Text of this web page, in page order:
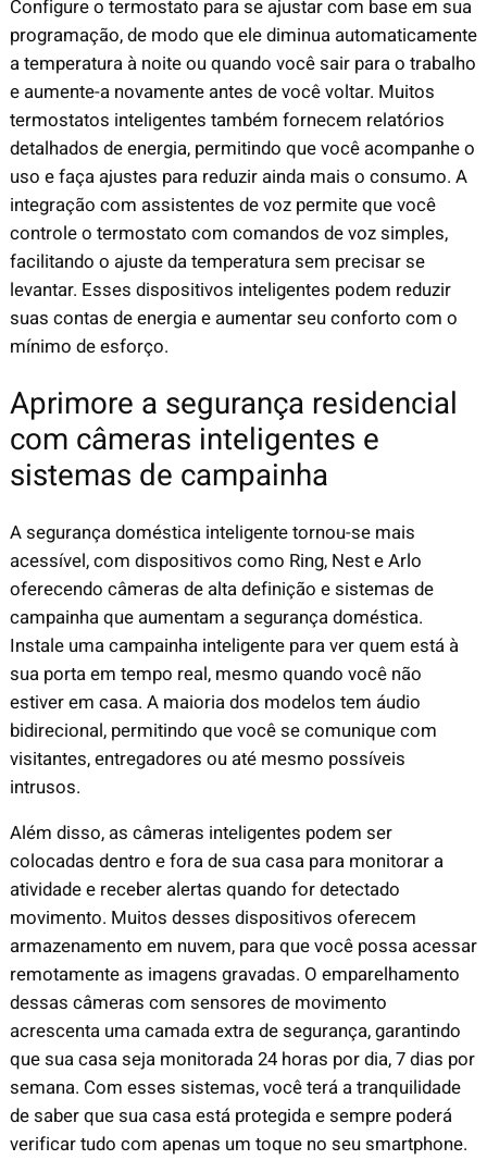
Configure o termostato para se ajustar com base em sua
programação, de modo que ele diminua automaticamente
a temperatura à noite ou quando você sair para o trabalho
e aumente-a novamente antes de você voltar. Muitos
termostatos inteligentes também fornecem relatórios
detalhados de energia, permitindo que você acompanhe o
uso e faça ajustes para reduzir ainda mais o consumo. A
integração com assistentes de voz permite que você
controle o termostato com comandos de voz simples,
facilitando o ajuste da temperatura sem precisar se
levantar. Esses dispositivos inteligentes podem reduzir
suas contas de energia e aumentar seu conforto com o
mínimo de esforço.
Aprimore a segurança residencial
com câmeras inteligentes e
sistemas de campainha
A segurança doméstica inteligente tornou-se mais
acessível, com dispositivos como Ring, Nest e Arlo
oferecendo câmeras de alta definição e sistemas de
campainha que aumentam a segurança doméstica.
Instale uma campainha inteligente para ver quem está à
sua porta em tempo real, mesmo quando você não
estiver em casa. A maioria dos modelos tem áudio
bidirecional, permitindo que você se comunique com
visitantes, entregadores ou até mesmo possíveis
intrusos.
Além disso, as câmeras inteligentes podem ser
colocadas dentro e fora de sua casa para monitorar a
atividade e receber alertas quando for detectado
movimento. Muitos desses dispositivos oferecem
armazenamento em nuvem, para que você possa acessar
remotamente as imagens gravadas. O emparelhamento
dessas câmeras com sensores de movimento
acrescenta uma camada extra de segurança, garantindo
que sua casa seja monitorada 24 horas por dia, 7 dias por
semana. Com esses sistemas, você terá a tranquilidade
de saber que sua casa está protegida e sempre poderá
verificar tudo com apenas um toque no seu smartphone.